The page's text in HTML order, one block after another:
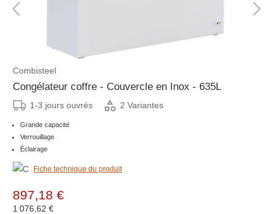
Combisteel
Congélateur coffre - Couvercle en Inox - 635L
1-3 jours ouvrés 2 Variantes
Grande capacité
Verrouillage
Éclairage
Fiche technique du produit
897,18 €
1 076,62 €